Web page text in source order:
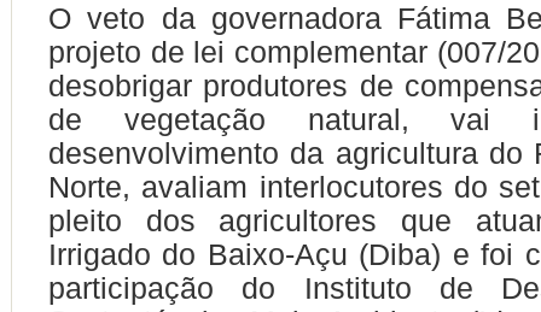
O veto da governadora Fátima
projeto de lei complementar (007/
desobrigar produtores de
de vegetação natural, vai
desenvolvimento da agricultura do
Norte, avaliam interlocutores do
pleito dos agricultores que
Irrigado do Baixo-Açu (Diba) e foi
participação do Instituto de